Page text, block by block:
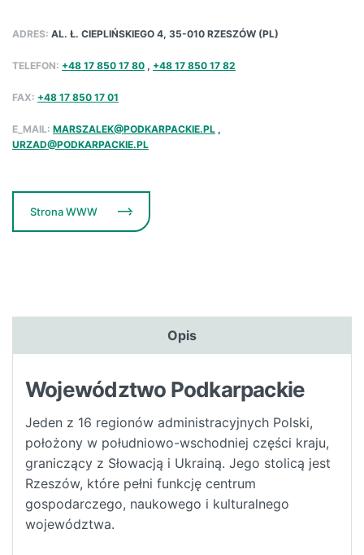
ADRES: AL. Ł. CIEPLIŃSKIEGO 4, 35-010 RZESZÓW (PL)
TELEFON: +48 17 850 17 80 , +48 17 850 17 82
FAX: +48 17 850 17 01
E_MAIL: MARSZALEK@PODKARPACKIE.PL ,
URZAD@PODKARPACKIE.PL
Strona WWW
Opis
Województwo Podkarpackie
Jeden z 16 regionów administracyjnych Polski,
położony w południowo-wschodniej części kraju,
graniczący z Słowacją i Ukrainą. Jego stolicą jest
Rzeszów, które pełni funkcję centrum
gospodarczego, naukowego i kulturalnego
województwa.